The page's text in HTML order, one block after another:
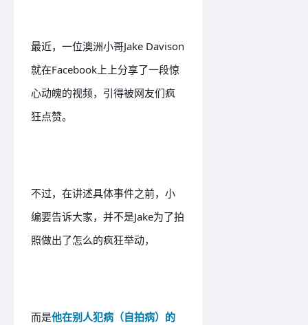
最近，一位澳洲小哥Jake Davison
就在Facebook上上分享了一段惊
心动魄的视频，引得被网友们疯
狂点赞。
不过，在讲述具体事件之前，小
编要告诉大家，并不是Jake为了拍
照做出了怎么的疯狂举动，
而是他在别人犯病（自拍病）的